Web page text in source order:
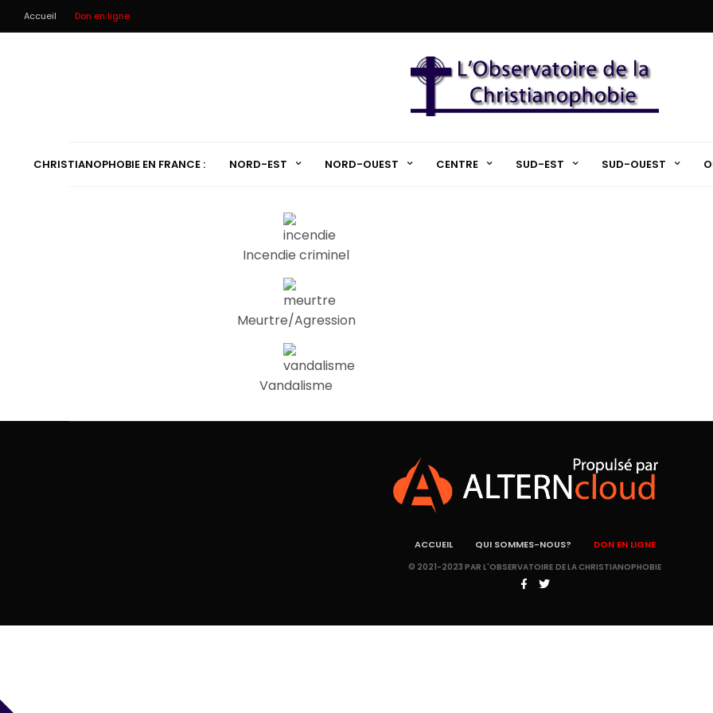
Accueil Don en ligne
CHRISTIANOPHOBIE EN FRANCE : NORD-EST NORD-OUEST CENTRE SUD-EST SUD-OUEST
Incendie criminel
Meurtre/Agression
Vandalisme
ACCUEIL QUI SOMMES-NOUS? DON EN LIGNE
© 2021-2023 PAR L'OBSERVATOIRE DE LA CHRISTIANOPHOBIE